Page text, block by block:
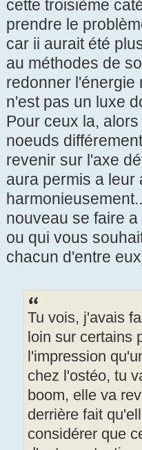
cette troisième
prendre le
car ii aurait été
au méthodes de
redonner l'énergie
n'est pas un luxe
Pour ceux la,
noeuds
revenir sur l'axe
aura permis a leur
nouveau se faire
ou qui vous
chacun d'entre
Tu vois, j'avais
loin sur certains
l'impression
chez l'ostéo, tu
boom, elle va
derrière fait
considérer que